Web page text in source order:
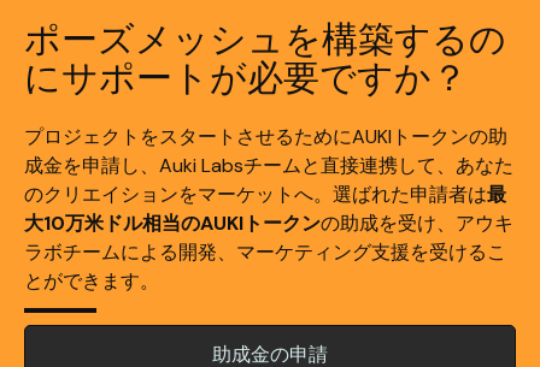
ポーズメッシュを構築するの
にサポートが必要ですか？
プロジェクトをスタートさせるためにAUKIトークンの助
成金を申請し、Auki Labsチームと直接連携して、あなた
のクリエイションをマーケットへ。選ばれた申請者は最
大10万米ドル相当のAUKIトークンの助成を受け、アウキ
ラボチームによる開発、マーケティング支援を受けるこ
とができます。
助成金の申請